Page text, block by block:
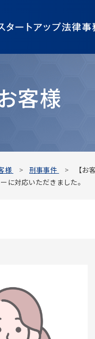
客様
様 刑事事件
【
に対応いただきました。